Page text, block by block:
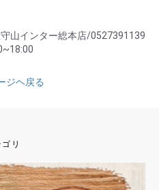
山インター総本店/0527391139
ジヘ戻る
リ